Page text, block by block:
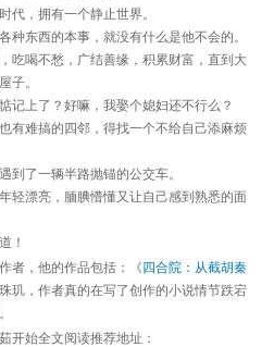
代，拥有一个静止世界。
东西的本事，就没有什么是他不会的。
吃喝不愁，广结善缘，积累财富，直到大
子。
记上了？好嘛，我娶个媳妇还不行么？
有难搞的四邻，得找一个不给自己添麻烦
到了一辆半路抛锚的公交车。
轻漂亮，腼腆懵懂又让自己感到熟悉的面
！
者，他的作品包括：《四合院：从截胡秦
玑，作者真的在写了创作的小说情节跌宕
开始全文阅读推荐地址：